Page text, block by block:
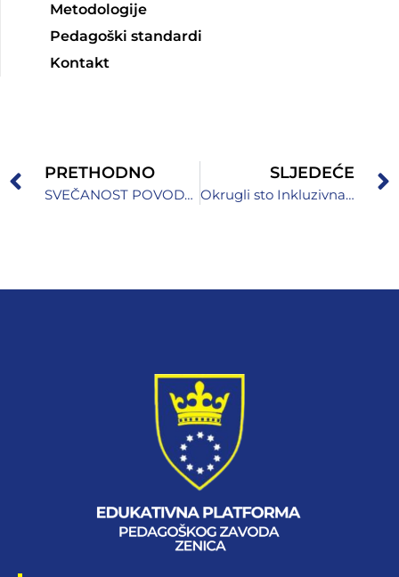
Metodologije
Pedagoški standardi
Kontakt
PRETHODNO
SVEČANOST POVODOM OBILJEŽAVANJA 30 GODINA PRISUSTVA I RADA CARITASA ŠVICARSKE U BOSNI I HERCEGOVINI
SLJEDEĆE
Okrugli sto Inkluzivna edukacija: izazovi i perspektive